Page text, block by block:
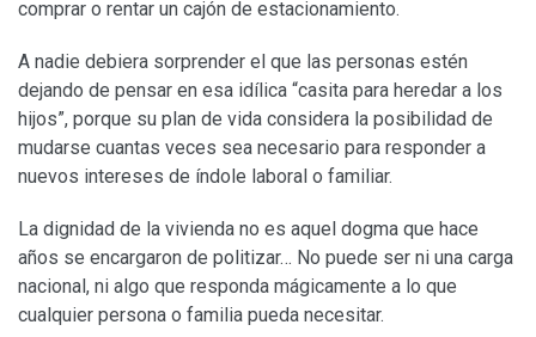
comprar o rentar un cajón de estacionamiento.
A nadie debiera sorprender el que las personas estén
dejando de pensar en esa idílica “casita para heredar a los
hijos”, porque su plan de vida considera la posibilidad de
mudarse cuantas veces sea necesario para responder a
nuevos intereses de índole laboral o familiar.
La dignidad de la vivienda no es aquel dogma que hace
años se encargaron de politizar… No puede ser ni una carga
nacional, ni algo que responda mágicamente a lo que
cualquier persona o familia pueda necesitar.